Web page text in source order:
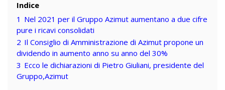
Indice
1 Nel 2021 per il Gruppo Azimut aumentano a due cifre
pure i ricavi consolidati
2 Il Consiglio di Amministrazione di Azimut propone un
dividendo in aumento anno su anno del 30%
3 Ecco le dichiarazioni di Pietro Giuliani, presidente del
Gruppo,Azimut